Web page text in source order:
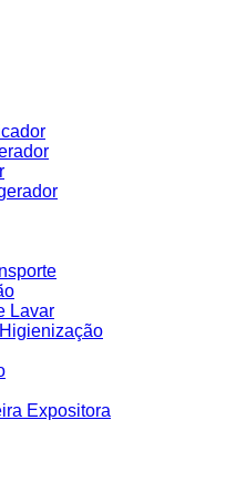
Lavar
Expositora